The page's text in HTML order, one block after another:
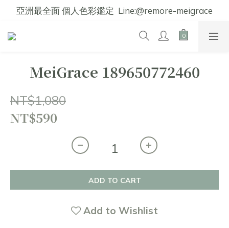
亞洲最全面 個人色彩鑑定  Line:@remore-meigrace
MeiGrace 189650772460
NT$1,080
NT$590
ADD TO CART
Add to Wishlist